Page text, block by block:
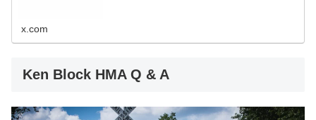
x.com
Ken Block HMA Q & A